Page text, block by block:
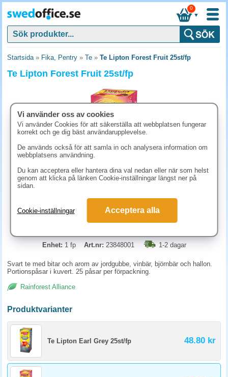
▼
0
Startsida» Fika, Pentry » Te » Te Lipton Forest Fruit 25st/fp
Te Lipton Forest Fruit 25st/fp
48.80 kr
KÖP
Enhet: 1 fp Art.nr: 23848001 1-2 dagar
Svart te med bitar och arom av jordgubbe, vinbär, björnbär och hallon.
Portionspåsar i kuvert. 25 påsar per förpackning.
Rainforest Alliance
Produktvarianter
Te Lipton Earl Grey 25st/fp 48.80 kr
Vi använder oss av cookies
Vi använder Cookies för att säkerställa att webbplatsen fungerar
korrekt och ge dig bäst användarupplevelse.
De används också för att samla in och analysera information om
webbplatsens användning.
Du kan acceptera eller hantera dina val nedan eller när som helst
genom att klicka på länken Cookie-inställningar längst ner på
sidan.
Cookie-inställningar Acceptera alla